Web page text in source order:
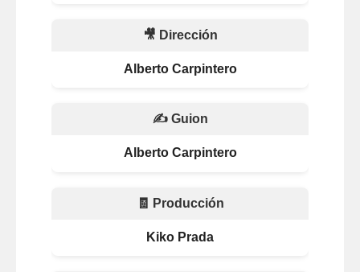
🎥 Dirección
Alberto Carpintero
✍️ Guion
Alberto Carpintero
🧾 Producción
Kiko Prada